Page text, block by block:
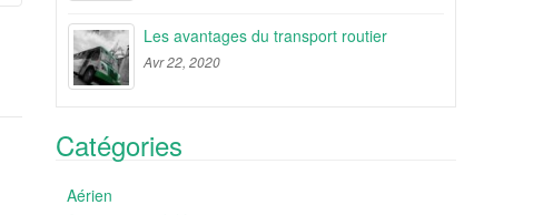
Les avantages du transport routier
Avr 22, 2020
Catégories
Aérien